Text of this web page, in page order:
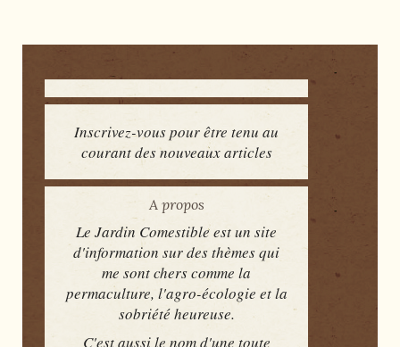
Inscrivez-vous pour être tenu au
courant des nouveaux articles
A propos
Le Jardin Comestible est un site
d'information sur des thèmes qui
me sont chers comme la
permaculture, l'agro-écologie et la
sobriété heureuse.
C'est aussi le nom d'une toute